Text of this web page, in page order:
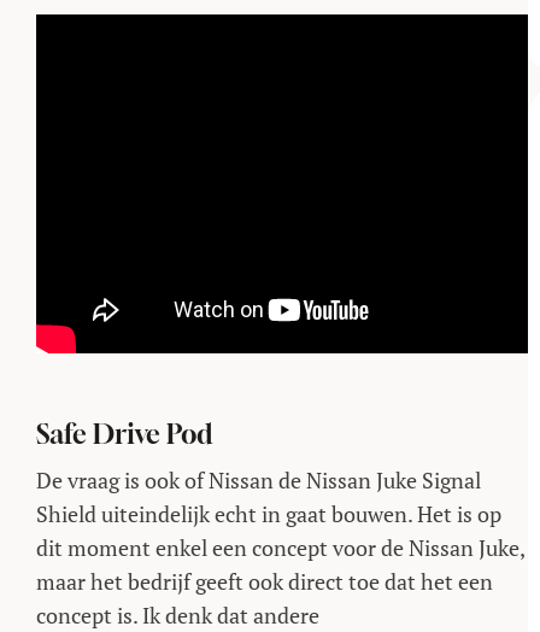
Safe Drive Pod
De vraag is ook of Nissan de Nissan Juke Signal
Shield uiteindelijk echt in gaat bouwen. Het is op
dit moment enkel een concept voor de Nissan Juke,
maar het bedrijf geeft ook direct toe dat het een
concept is. Ik denk dat andere